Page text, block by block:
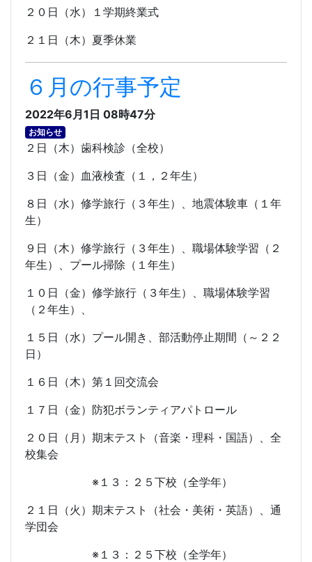
２０日（水）１学期終業式
２１日（木）夏季休業
６月の行事予定
2022年6月1日 08時47分
お知らせ
２日（木）歯科検診（全校）
３日（金）血液検査（１，２年生）
８日（水）修学旅行（３年生）、地震体験車（１年
生）
９日（木）修学旅行（３年生）、職場体験学習（２
年生）、プール掃除（１年生）
１０日（金）修学旅行（３年生）、職場体験学習
（２年生）、
１５日（水）プール開き、部活動停止期間（～２２
日）
１６日（木）第１回交流会
１７日（金）防犯ボランティアパトロール
２０日（月）期末テスト（音楽・理科・国語）、全
校集会
※１３：２５下校（全学年）
２１日（火）期末テスト（社会・美術・英語）、通
学団会
※１３：２５下校（全学年）